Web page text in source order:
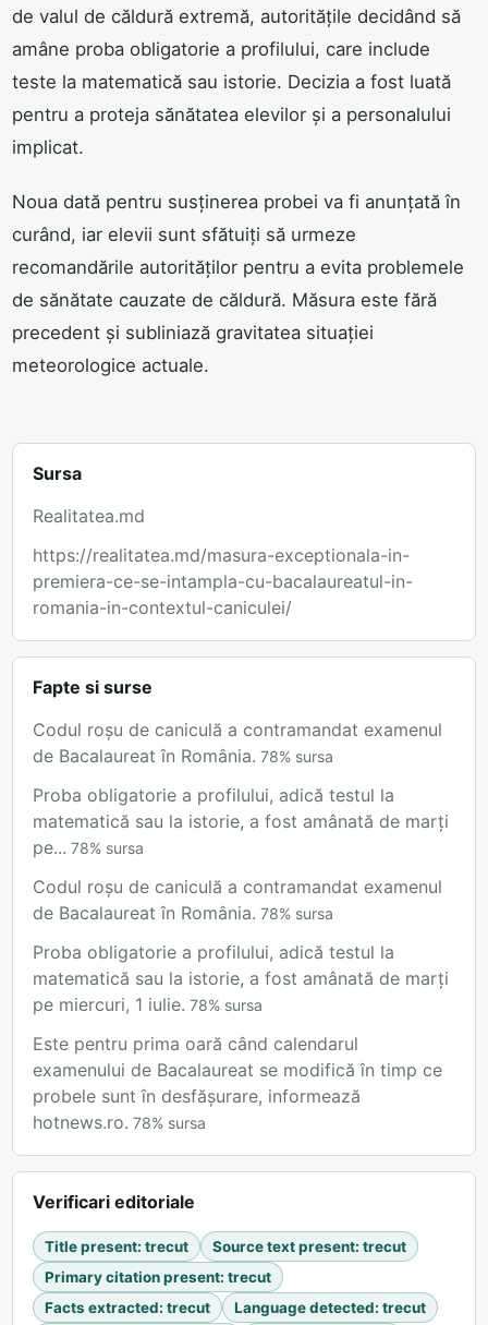
de valul de căldură extremă, autoritățile decidând să
amâne proba obligatorie a profilului, care include
teste la matematică sau istorie. Decizia a fost luată
pentru a proteja sănătatea elevilor și a personalului
implicat.
Noua dată pentru susținerea probei va fi anunțată în
curând, iar elevii sunt sfătuiți să urmeze
recomandările autorităților pentru a evita problemele
de sănătate cauzate de căldură. Măsura este fără
precedent și subliniază gravitatea situației
meteorologice actuale.
Sursa
Realitatea.md
https://realitatea.md/masura-exceptionala-in-
premiera-ce-se-intampla-cu-bacalaureatul-in-
romania-in-contextul-caniculei/
Fapte si surse
Codul roșu de caniculă a contramandat examenul
de Bacalaureat în România. 78% sursa
Proba obligatorie a profilului, adică testul la
matematică sau la istorie, a fost amânată de marți
pe... 78% sursa
Codul roșu de caniculă a contramandat examenul
de Bacalaureat în România. 78% sursa
Proba obligatorie a profilului, adică testul la
matematică sau la istorie, a fost amânată de marți
pe miercuri, 1 iulie. 78% sursa
Este pentru prima oară când calendarul
examenului de Bacalaureat se modifică în timp ce
probele sunt în desfășurare, informează
hotnews.ro. 78% sursa
Verificari editoriale
Title present: trecut Source text present: trecut
Primary citation present: trecut
Facts extracted: trecut Language detected: trecut